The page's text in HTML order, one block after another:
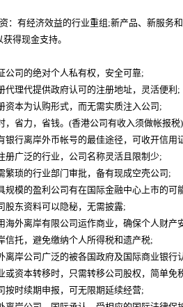
有经济效益的行业重组;新产品、新服务
得现金支持。
司的绝对个人私有权，安全可靠;
理代提供政府认可的注册地址，灵活便利;
本为认购形式，而无需实质注入公司;
省力，省钱。(香港公司有收入须做帐报税
行离岸外币帐号的最佳途径，可收开信用
广泛的行业，公司名称灵活且限制少;
琐的行业部门审批，备有现成空壳公司;
模的盈利公司有在国际金融中心上市的可
东资料可以隐秘，无需披露;
外离岸有限公司运作商业，确保个人财产
托，避免缴纳个人所得税和遗产税;
岸公司广泛的被各国政府及国际商业银行
资本转移时，只需转移公司股权，简单免
时续期申报，可无限期延续经营;